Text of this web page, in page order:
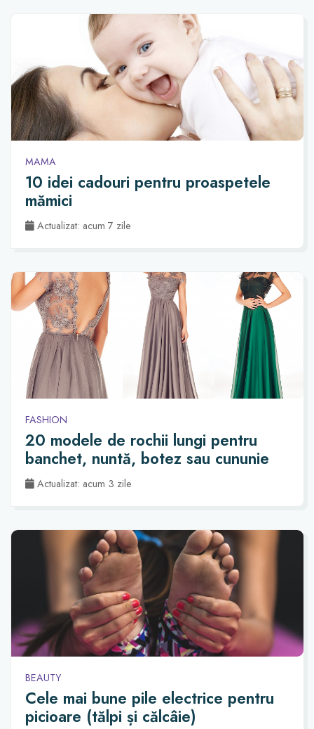
MAMA
10 idei cadouri pentru proaspetele
mămici
Actualizat: acum 7 zile
FASHION
20 modele de rochii lungi pentru
banchet, nuntă, botez sau cununie
Actualizat: acum 3 zile
BEAUTY
Cele mai bune pile electrice pentru
picioare (tălpi și călcâie)